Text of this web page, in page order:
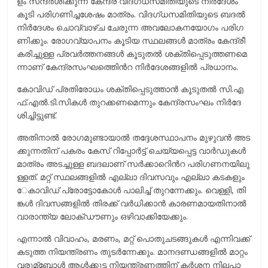
കൂ​ടി പ​രി​ഗ​ണി​ച്ച​ശേ​ഷം മാ​ത്രം. വി​ദ​ഗ്ധ​സ​മി​തി​യു​ടെ ബ​ദ​ല്‍
നി​ര്‍​ദേ​ശം ചൊ​വ്വാ​ഴ്ച ചേ​രു​ന്ന അ​വ​ലോ​ക​ന​യോ​ഗം പ​രി​ഗ​
ണി​ക്കും. രോ​ഗ​വ്യാ​പ​നം കൂ​ടി​യ സ്ഥ​ല​ങ്ങ​ള്‍ മാ​ത്രം കേ​ന്ദ്രീ​
ക​രി​ച്ചു​ള്ള പ്ര​വ​ര്‍​ത്ത​ന​ങ്ങ​ള്‍ കൂ​ടു​ത​ല്‍ ശ​ക്തി​പ്പെ​ടു​ത്ത​ണ​മെ​
ന്നാ​ണ് കേ​ന്ദ്ര​സം​ഘ​ത്തിെന്‍റ നി​ര്‍​ദേ​ശ​ങ്ങ​ളി​ല്‍ പ്ര​ധാ​നം.
കോ​വി​ഡ് പ്ര​തി​രോ​ധം ശ​ക്തി​പ്പെ​ടു​ത്താ​ന്‍ കൂ​ടു​ത​ല്‍ സി.​എ​
ഫ്.​എ​ല്‍.​ടി.​സി​ക​ള്‍ തു​റ​ക്ക​ണ​മെ​ന്നും കേ​ന്ദ്ര​സം​ഘം നി​ര്‍​ദേ​
ശി​ച്ചി​ട്ടു​ണ്ട്.
അ​തി​നാ​ല്‍ രോ​ഗ​മു​ണ്ടാ​യാ​ല്‍ ത​ദ്ദേ​ശ​സ്ഥാ​പ​നം മു​ഴു​വ​ന്‍ അ​ട​
ക്കു​ന്ന​തി​ന് പ​ക​രം കേ​സ് റി​പ്പോ​ര്‍​ട്ട് ചെ​യ്യ​പ്പെ​ട്ട വാ​ര്‍​ഡു​ക​ള്‍
മാ​ത്രം അ​ട​ച്ചു​ള്ള ബ​ദ​ലാ​ണ് സ​ര്‍​ക്കാ​റിെന്‍റ പ​രി​ഗ​ണ​ന​യി​ലു​
ള്ള​ത്. മ​റ്റ് സ്ഥ​ല​ങ്ങ​ളി​ല്‍ എ​ല്ലാ ദി​വ​സ​വും എ​ല്ലാ ക​ട​ക​ളും ​
േകാ​വി​ഡ് പ്രോ​ട്ടോ​കോ​ള്‍ പാ​ലി​ച്ച്‌ തു​റ​ന്നേ​ക്കും. വെ​ള്ളി, തി​
ങ്ക​ള്‍ ദി​വ​സ​ങ്ങ​ളി​ല്‍ തി​ര​ക്ക് വ​ര്‍ധി​ക്കാ​ന്‍ കാ​ര​ണ​മാ​യ​തി​നാ​ല്‍
വാ​രാ​ന്ത്യ ലോ​ക്ഡൗ​ണും ഒ​ഴി​വാ​ക്കി​യേ​ക്കും.
എ​ന്നാ​ല്‍ വി​വാ​ഹം, മ​ര​ണം, മ​റ്റ്​ പൊ​തു​ച​ട​ങ്ങു​ക​ള്‍ എ​ന്നി​വ​ക്ക്
ക​ടു​ത്ത നി​യ​ന്ത്ര​ണം തു​ട​ര്‍​ന്നേ​ക്കും. മാ​ന​ദ​ണ്ഡ​ങ്ങ​ളി​ല്‍ മാ​റ്റം
വ​രു​മ്ബോ​ള്‍ ആ​ള്‍ക്കൂ​ട്ട നി​യ​ന്ത്ര​ണ​ത്തി​ന് ക​ര്‍ശ​ന നി​ല​പാ​